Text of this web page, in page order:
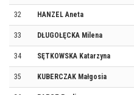
32 HANZEL Aneta
33 DŁUGOŁĘCKA Milena
34 SĘTKOWSKA Katarzyna
35 KUBERCZAK Małgosia